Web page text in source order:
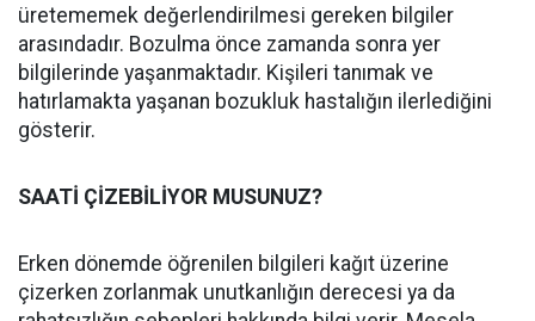
üretememek değerlendirilmesi gereken bilgiler
arasındadır. Bozulma önce zamanda sonra yer
bilgilerinde yaşanmaktadır. Kişileri tanımak ve
hatırlamakta yaşanan bozukluk hastalığın ilerlediğini
gösterir.
SAATİ ÇİZEBİLİYOR MUSUNUZ?
Erken dönemde öğrenilen bilgileri kağıt üzerine
çizerken zorlanmak unutkanlığın derecesi ya da